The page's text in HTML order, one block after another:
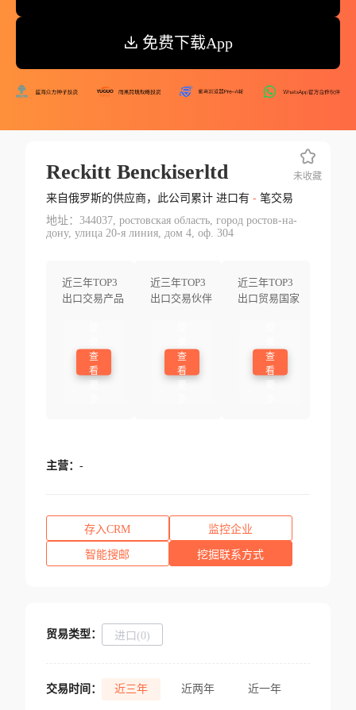
免费下载App
Reckitt Benckiserltd
来自俄罗斯的供应商，此公司累计 进口有 -笔交易
地址：344037, ростовская область, город ростов-на-
дону, улица 20-я линия, дом 4, оф. 304
近三年TOP3
出口交易产品
查
看
近三年TOP3
出口交易伙伴
查
看
近三年TOP3
出口贸易国家
查
看
未收藏
主营： -
存入CRM 监控企业
智能搜邮 挖掘联系方式
贸易类型： 进口(0)
交易时间： 近三年 近两年 近一年